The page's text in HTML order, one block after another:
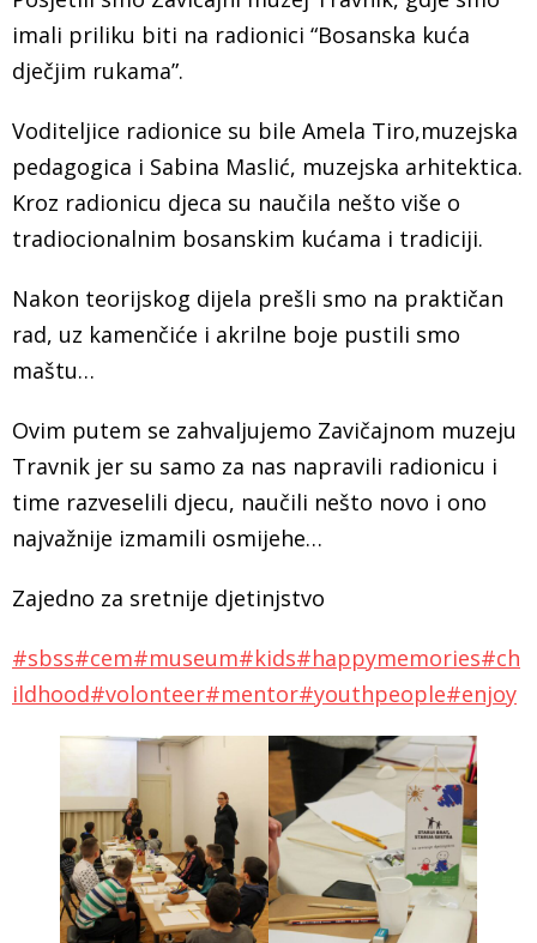
imali priliku biti na radionici “Bosanska kuća
dječjim rukama”.
Voditeljice radionice su bile Amela Tiro,muzejska
pedagogica i Sabina Maslić, muzejska arhitektica.
Kroz radionicu djeca su naučila nešto više o
tradiocionalnim bosanskim kućama i tradiciji.
Nakon teorijskog dijela prešli smo na praktičan
rad, uz kamenčiće i akrilne boje pustili smo
maštu…
Ovim putem se zahvaljujemo Zavičajnom muzeju
Travnik jer su samo za nas napravili radionicu i
time razveselili djecu, naučili nešto novo i ono
najvažnije izmamili osmijehe…
Zajedno za sretnije djetinjstvo
#sbss#cem#museum#kids#happymemories#ch
ildhood#volonteer#mentor#youthpeople#enjoy